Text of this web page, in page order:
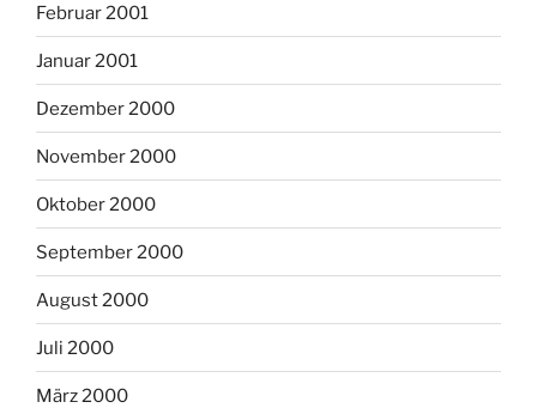
Februar 2001
Januar 2001
Dezember 2000
November 2000
Oktober 2000
September 2000
August 2000
Juli 2000
März 2000